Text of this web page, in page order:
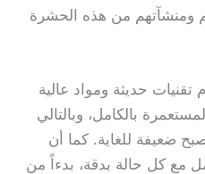
ومنشآتهم من هذه الحشرة
تقنيات حديثة ومواد عالية
بالكامل، وبالتالي
ضعيفة للغاية. كما أن
مع كل حالة بدقة، بدءاً من